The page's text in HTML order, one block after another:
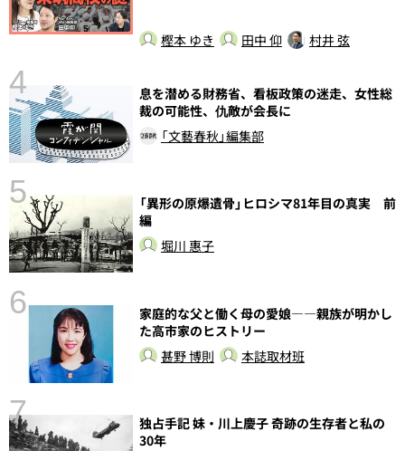
樫本 ゆき 田中 仰 村井 弦
4
息を潜める財務省、看板政策の迷走、女性総
裁の可能性、仇敵が会長に
「文藝春秋」編集部
5
「異形の原爆遺骨」ヒロシマ81年目の真実 前
編
堀川 惠子
6
家庭的な父と働く母の愛娘――親族が明かし
た高市家のヒストリー
甚野 博則
本誌取材班
7
独占手記 妹・川上慶子 奇跡の生存者と私の
30年